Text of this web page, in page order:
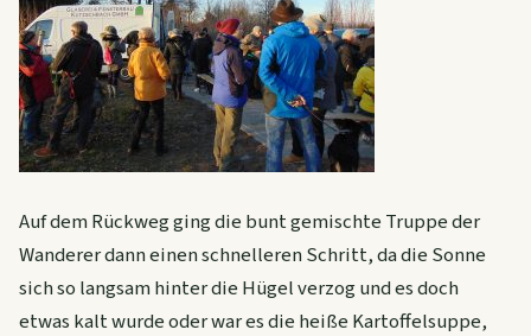
Auf dem Rückweg ging die bunt gemischte Truppe der
Wanderer dann einen schnelleren Schritt, da die Sonne
sich so langsam hinter die Hügel verzog und es doch
etwas kalt wurde oder war es die heiße Kartoffelsuppe,